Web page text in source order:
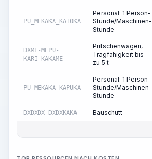
PU_MEKAKA_KATOKA
Personal: 1 Person-
Stunde/Maschinen-
Stunde
DXME-MEPU-
KARI_KAKAME
Pritschenwagen,
Tragfähigkeit bis
zu 5 t
PU_MEKAKA_KAPUKA
Personal: 1 Person-
Stunde/Maschinen-
Stunde
DXDXDX_DXDXKAKA Bauschutt